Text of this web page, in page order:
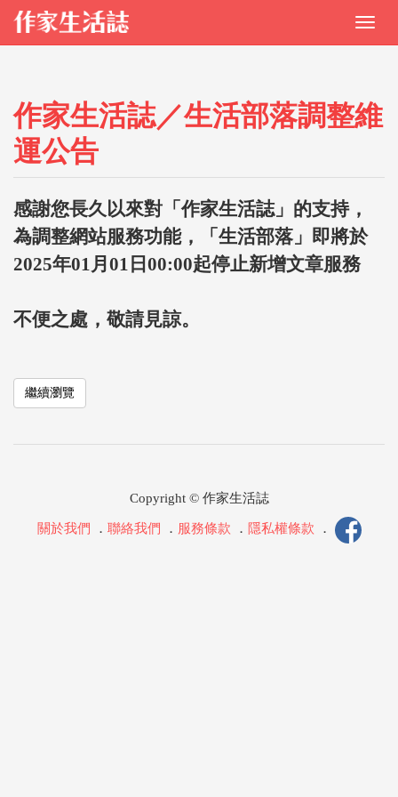
作家生活誌／生活部落調整維
運公告
感謝您長久以來對「作家生活誌」的支持，
為調整網站服務功能，「生活部落」即將於
2025年01月01日00:00起停止新增文章服務
不便之處，敬請見諒。
繼續瀏覽
Copyright © 作家生活誌
關於我們 ． 聯絡我們 ． 服務條款 ． 隱私權條款 ．